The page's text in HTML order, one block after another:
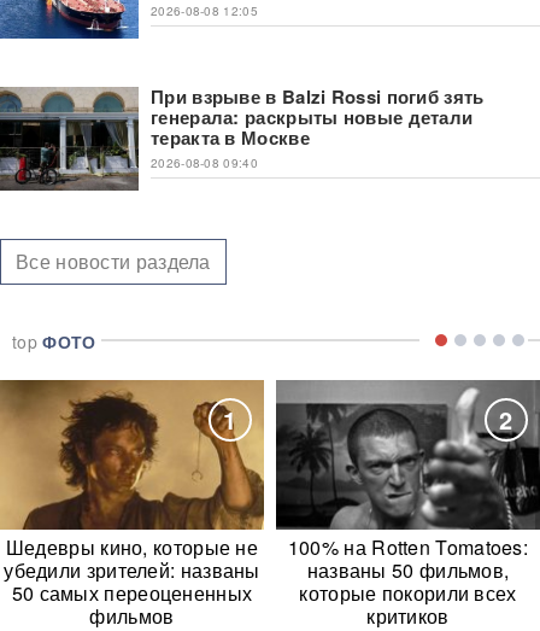
2026-08-08 12:05
При взрыве в Balzi Rossi погиб зять
генерала: раскрыты новые детали
теракта в Москве
2026-08-08 09:40
Все новости раздела
topФОТО
1
Шедевры кино, которые не
убедили зрителей: названы
50 самых переоцененных
фильмов
2
100% на Rotten Tomatoes:
названы 50 фильмов,
которые покорили всех
критиков